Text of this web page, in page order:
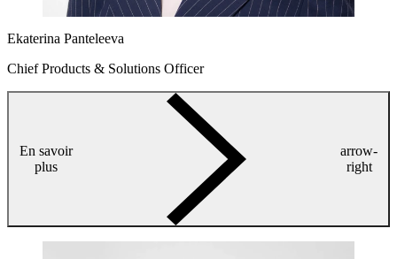
Ekaterina Panteleeva
Chief Products & Solutions Officer
En savoir
plus
arrow-
right